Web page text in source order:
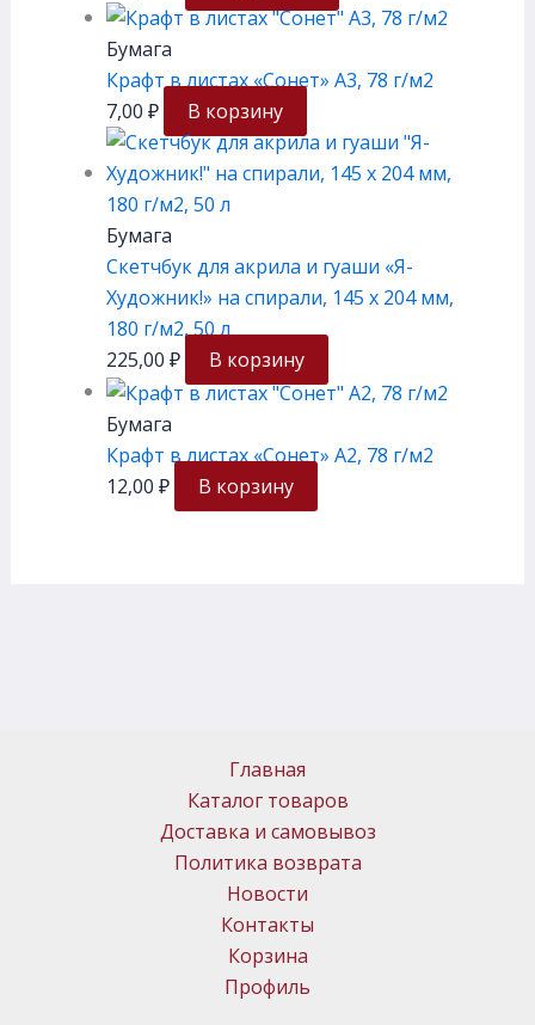
Бумага
Крафт в листах «Сонет» А3, 78 г/м2
7,00 ₽ В корзину
Бумага
Скетчбук для акрила и гуаши «Я-
Художник!» на спирали, 145 х 204 мм,
180 г/м2, 50 л
225,00 ₽ В корзину
Бумага
Крафт в листах «Сонет» А2, 78 г/м2
12,00 ₽ В корзину
Главная
Каталог товаров
Доставка и самовывоз
Политика возврата
Новости
Контакты
Корзина
Профиль